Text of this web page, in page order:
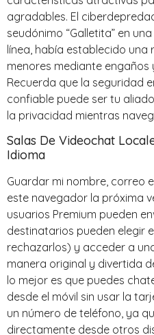
agradables. El
seudónimo “Galletita” en
línea, había establecido
menores mediante
Recuerda que la seguridad
confiable puede ser tu
la privacidad mientras
Salas De Videochat
Idioma
Guardar mi nombre, correo
este navegador la próxima
usuarios Premium pueden
destinatarios pueden elegir
rechazarlos) y acceder a
manera original y divertida
lo mejor es que puedes
desde el móvil sin usar la
un número de teléfono, ya
directamente desde otros